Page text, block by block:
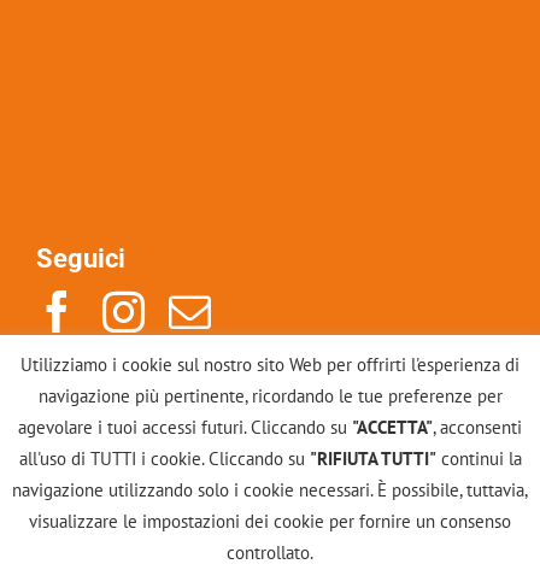
Seguici
Indirizzo: Via Po 14, 10123, Torino
Mail: info@scuolacounselinggestalt.it
Tel: +39 011883246
Utilizziamo i cookie sul nostro sito Web per offrirti l'esperienza di
navigazione più pertinente, ricordando le tue preferenze per
agevolare i tuoi accessi futuri. Cliccando su "ACCETTA", acconsenti
all'uso di TUTTI i cookie. Cliccando su "RIFIUTA TUTTI"continui la
navigazione utilizzando solo i cookie necessari. È possibile, tuttavia,
visualizzare le impostazioni dei cookie per fornire un consenso
controllato.